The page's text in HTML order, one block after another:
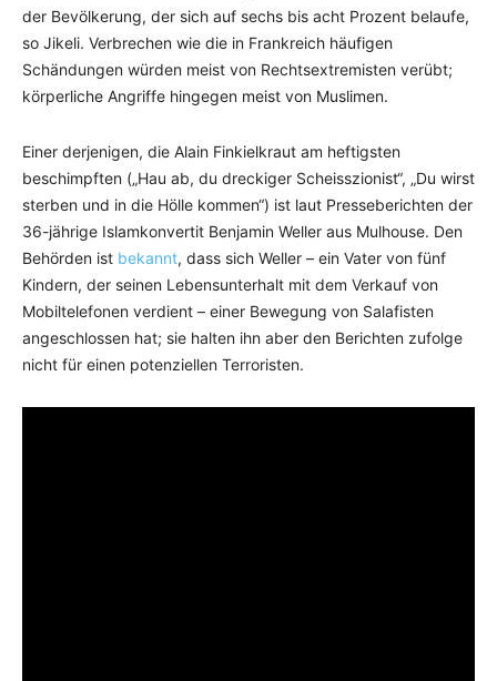
der Bevölkerung, der sich auf sechs bis acht Prozent belaufe,
so Jikeli. Verbrechen wie die in Frankreich häufigen
Schändungen würden meist von Rechtsextremisten verübt;
körperliche Angriffe hingegen meist von Muslimen.
Einer derjenigen, die Alain Finkielkraut am heftigsten
beschimpften („Hau ab, du dreckiger Scheisszionist“, „Du wirst
sterben und in die Hölle kommen“) ist laut Presseberichten der
36-jährige Islamkonvertit Benjamin Weller aus Mulhouse. Den
Behörden ist bekannt, dass sich Weller – ein Vater von fünf
Kindern, der seinen Lebensunterhalt mit dem Verkauf von
Mobiltelefonen verdient – einer Bewegung von Salafisten
angeschlossen hat; sie halten ihn aber den Berichten zufolge
nicht für einen potenziellen Terroristen.